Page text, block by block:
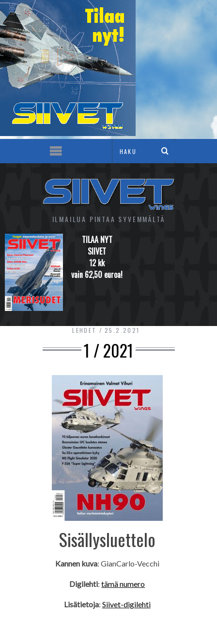
ILMAILUA PINTAA SYVEMMÄLTÄ
TILAA NYT
SIIVET
12 kk
vain 62,50 euroa!
LEHDET 25.2.2021
1 / 2021
Sisällysluettelo
Kannen kuva: GianCarlo-Vecchi
Digilehti:tämä numero
Lisätietoja: Siivet-digilehti